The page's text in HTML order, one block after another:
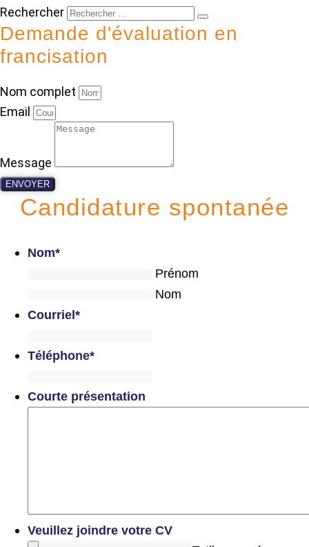
Rechercher
Demande d'évaluation en
francisation
Nom complet
Email
Message
ENVOYER
Candidature spontanée
Nom*
Prénom
Nom
Courriel*
Téléphone*
Courte présentation
Veuillez joindre votre CV